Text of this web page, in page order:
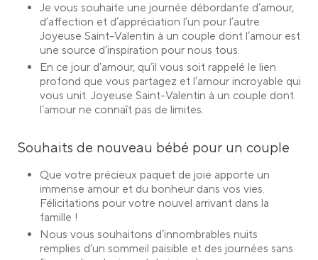
Je vous souhaite une journée débordante d’amour,
d’affection et d’appréciation l’un pour l’autre.
Joyeuse Saint-Valentin à un couple dont l’amour est
une source d’inspiration pour nous tous.
En ce jour d’amour, qu’il vous soit rappelé le lien
profond que vous partagez et l’amour incroyable qui
vous unit. Joyeuse Saint-Valentin à un couple dont
l’amour ne connaît pas de limites.
Souhaits de nouveau bébé pour un couple
Que votre précieux paquet de joie apporte un
immense amour et du bonheur dans vos vies.
Félicitations pour votre nouvel arrivant dans la
famille !
Nous vous souhaitons d’innombrables nuits
remplies d’un sommeil paisible et des journées sans